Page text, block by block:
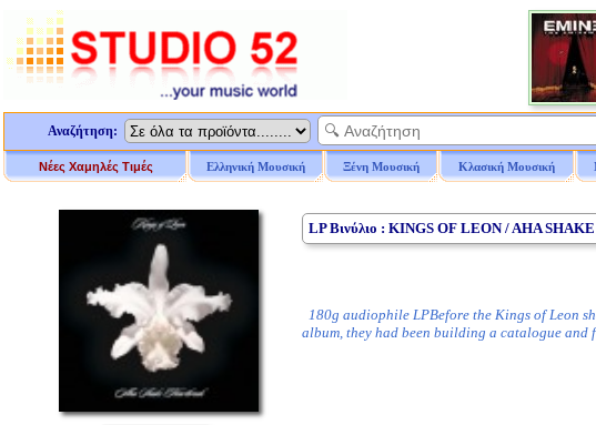
Αναζήτηση:
Νέες Χαμηλές Τιμές Ελληνική Μουσική Ξένη Μουσική Κλασική Μουσική
LP Βινύλιο : KINGS OF LEON / AHA
180g audiophile LPBefore the Kings of Leon
album, they had been building a catalogue and f